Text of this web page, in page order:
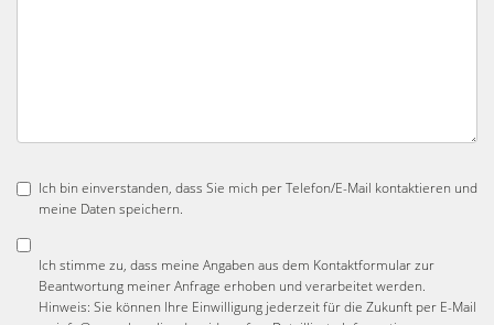
Ich bin einverstanden, dass Sie mich per Telefon/E-Mail kontaktieren und
meine Daten speichern.
Ich stimme zu, dass meine Angaben aus dem Kontaktformular zur
Beantwortung meiner Anfrage erhoben und verarbeitet werden.
Hinweis: Sie können Ihre Einwilligung jederzeit für die Zukunft per E-Mail